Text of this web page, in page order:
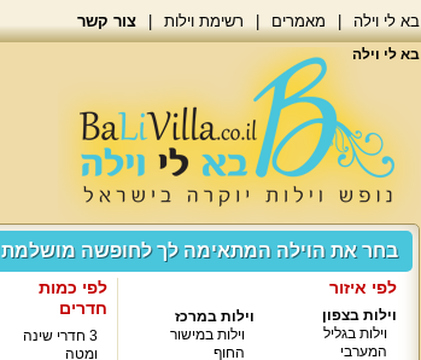
בא לי וילה מאמרים רשימת וילות צור קשר
בא לי וילה
בחר את הוילה המתאימה לך לחופשה מושלמת
לפי איזור
וילות בצפון
וילות בגליל
המערבי
וילות במרכז
וילות במישור
החוף
לפי כמות
חדרים
3 חדרי שינה
ומטה